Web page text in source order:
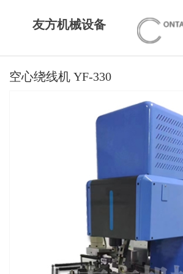
友方机械设备
空心绕线机 YF-330